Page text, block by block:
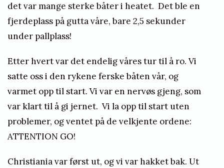
det var mange sterke båter i heatet. Det ble en
fjerdeplass på gutta våre, bare 2,5 sekunder
under pallplass!
Etter hvert var det endelig våres tur til å ro. Vi
satte oss i den rykene ferske båten vår, og
varmet opp til start. Vi var en nervøs gjeng, som
var klart til å gi jernet. Vi la opp til start uten
problemer, og ventet på de velkjente ordene:
ATTENTION GO!
Christiania var først ut, og vi var hakket bak. Ut